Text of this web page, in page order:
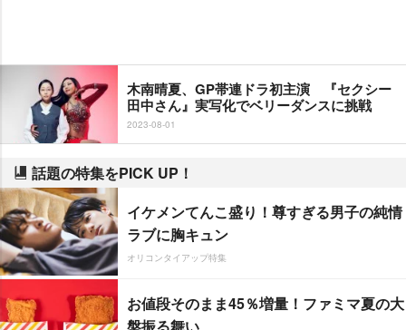
木南晴夏、GP帯連ドラ初主演 『セクシー
田中さん』実写化でベリーダンスに挑戦
2023-08-01
話題の特集をPICK UP！
イケメンてんこ盛り！尊すぎる男子の純情
ラブに胸キュン
オリコンタイアップ特集
お値段そのまま45％増量！ファミマ夏の大
盤振る舞い